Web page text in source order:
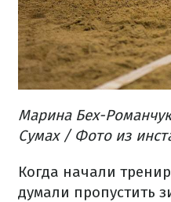
Марина Бех-
Сумах / Фото из
Когда начали
думали пропустить